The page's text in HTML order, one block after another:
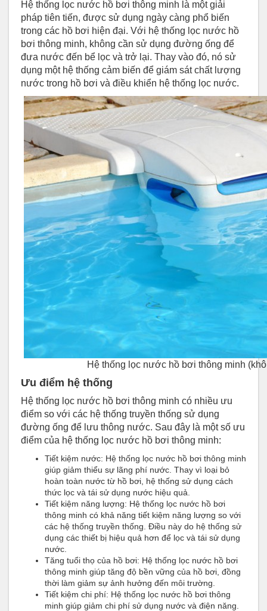
Hệ thống lọc nước hồ bơi thông minh là một giải
pháp tiên tiến, được sử dụng ngày càng phổ biến
trong các hồ bơi hiện đại. Với hệ thống lọc nước hồ
bơi thông minh, không cần sử dụng đường ống để
đưa nước đến bể lọc và trở lại. Thay vào đó, nó sử
dụng một hệ thống cảm biến để giám sát chất lượng
nước trong hồ bơi và điều khiển hệ thống lọc nước.
Hệ thống lọc nước hồ bơi thông minh
Ưu điểm hệ thống
Hệ thống lọc nước hồ bơi thông minh có nhiều ưu
điểm so với các hệ thống truyền thống sử dụng
đường ống để lưu thông nước. Sau đây là một số ưu
điểm của hệ thống lọc nước hồ bơi thông minh:
Tiết kiệm nước: Hệ thống lọc nước hồ bơi thông minh
giúp giảm thiểu sự lãng phí nước. Thay vì loại bỏ
hoàn toàn nước từ hồ bơi, hệ thống sử dụng cách
thức lọc và tái sử dụng nước hiệu quả.
Tiết kiệm năng lượng: Hệ thống lọc nước hồ bơi
thông minh có khả năng tiết kiệm năng lượng so với
các hệ thống truyền thống. Điều này do hệ thống sử
dụng các thiết bị hiệu quả hơn để lọc và tái sử dụng
nước.
Tăng tuổi thọ của hồ bơi: Hệ thống lọc nước hồ bơi
thông minh giúp tăng độ bền vững của hồ bơi, đồng
thời làm giảm sự ảnh hưởng đến môi trường.
Tiết kiệm chi phí: Hệ thống lọc nước hồ bơi thông
minh giúp giảm chi phí sử dụng nước và điện năng.